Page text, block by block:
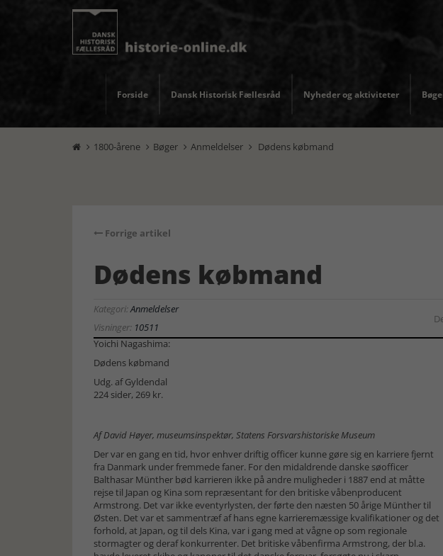
Forside Dansk Historisk Fællesråd Nyheder og aktiviteter
 1800-årene  Bøger  Anmeldelser  Dødens købmand
Forrige artikel
Dødens købmand
Kategori:Anmeldelser
Visninger: 10511
Yoichi Nagashima:
Dødens købmand
Udg. af Gyldendal
224 sider, 269 kr.
Af David Høyer, museumsinspektør, Statens Forsvarshistoriske Museum
Der var en gang en tid, hvor enhver driftig officer kunne gøre sig en karriere fjernt
fra Danmark under fremmede faner. For den midaldrende danske søofficer
Balthasar Münther bød karrieren ikke på andre muligheder i 1887 end at måtte
rejse til Japan og Kina som repræsentant for den britiske våbenproducent
Armstrong. Det var ikke eventyrlysten, der førte den næsten 50 årige Münther til
Østen. Det var et sammentræf af hans egne karrieremæssige kvalifikationer og det
forhold, at Japan, og til dels Kina, var i gang med at vågne op som regionale
stormagter og deraf konkurrenter. Det britiske våbenfirma Armstrong, der bl.a.